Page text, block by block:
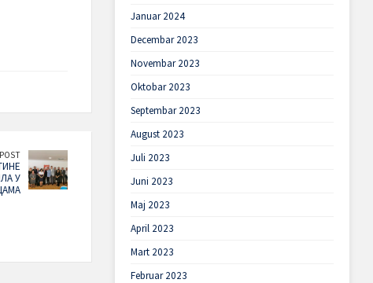
У
Januar 2024
Decembar 2023
Novembar 2023
Oktobar 2023
Septembar 2023
August 2023
Juli 2023
Juni 2023
Maj 2023
April 2023
Mart 2023
Februar 2023